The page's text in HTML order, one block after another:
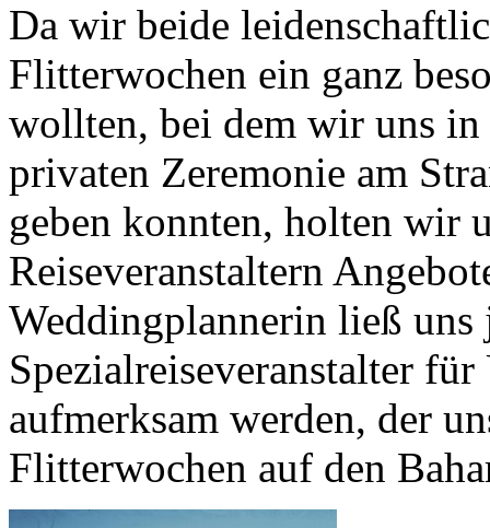
Da wir beide
Flitterwochen ein ganz
wollten, bei dem wir uns in
privaten Zeremonie am
geben konnten, holten wir
Reiseveranstaltern
Weddingplannerin ließ uns
Spezialreiseveranstalter
aufmerksam werden, der
Flitterwochen auf den